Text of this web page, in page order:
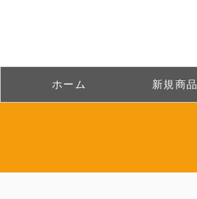
ホーム 新規商品